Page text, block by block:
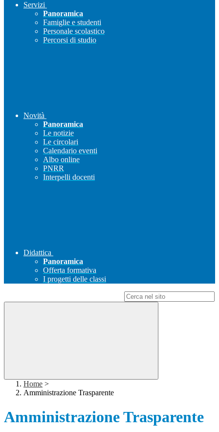
Servizi
Panoramica
Famiglie e studenti
Personale scolastico
Percorsi di studio
Novità
Panoramica
Le notizie
Le circolari
Calendario eventi
Albo online
PNRR
Interpelli docenti
Didattica
Panoramica
Offerta formativa
I progetti delle classi
Home >
Amministrazione Trasparente
Amministrazione Trasparente